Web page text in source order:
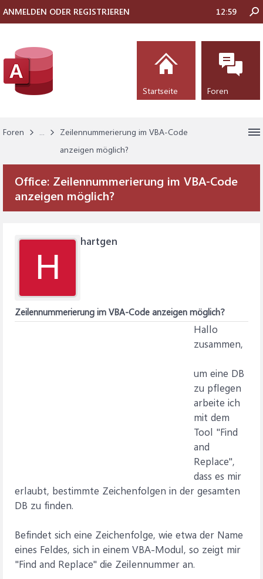
Foren ...
Zeilennummerierung im VBA-Code
anzeigen möglich?
Office: Zeilennummerierung im VBA-Code
anzeigen möglich?
H
hartgen
Zeilennummerierung im VBA-Code anzeigen möglich?
Hallo
zusammen,
um eine DB
zu pflegen
arbeite ich
mit dem
Tool "Find
and
Replace",
dass es mir
erlaubt, bestimmte Zeichenfolgen in der gesamten
DB zu finden.
Befindet sich eine Zeichenfolge, wie etwa der Name
eines Feldes, sich in einem VBA-Modul, so zeigt mir
"Find and Replace" die Zeilennummer an.
ANMELDEN ODER REGISTRIEREN 12:59
Startseite Foren